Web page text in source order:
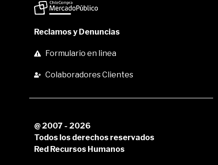
Reclamos y Denuncias
Formulario en linea
Colaboradores Clientes
@ 2007 - 2026
Todos los derechos reservados
Red Recursos Humanos